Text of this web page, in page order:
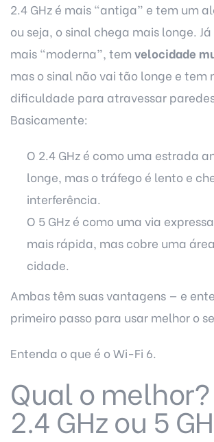
2.4 GHz é mais “antiga” e tem um
ou seja, o sinal chega mais longe. Já
mais “moderna”, tem velocidade
mas o sinal não vai tão longe e tem
dificuldade para atravessar
Basicamente:
O 2.4 GHz é como uma estrada
longe, mas o tráfego é lento e
interferência.
O 5 GHz é como uma via
mais rápida, mas cobre uma
cidade.
Ambas têm suas vantagens — e
primeiro passo para usar melhor o
Entenda o que é o Wi-Fi 6.
Qual o
2.4 GHz ou 5